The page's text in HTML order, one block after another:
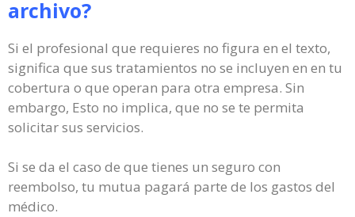
archivo?
Si el profesional que requieres no figura en el texto,
significa que sus tratamientos no se incluyen en en tu
cobertura o que operan para otra empresa. Sin
embargo, Esto no implica, que no se te permita
solicitar sus servicios.
Si se da el caso de que tienes un seguro con
reembolso, tu mutua pagará parte de los gastos del
médico.